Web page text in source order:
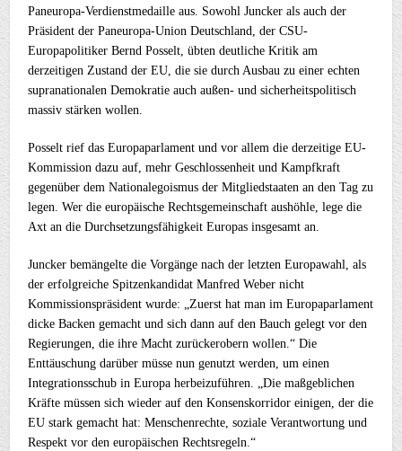
Paneuropa-Verdienstmedaille aus. Sowohl Juncker als auch der
Präsident der Paneuropa-Union Deutschland, der CSU-
Europapolitiker Bernd Posselt, übten deutliche Kritik am
derzeitigen Zustand der EU, die sie durch Ausbau zu einer echten
supranationalen Demokratie auch außen- und sicherheitspolitisch
massiv stärken wollen.
Posselt rief das Europaparlament und vor allem die derzeitige EU-
Kommission dazu auf, mehr Geschlossenheit und Kampfkraft
gegenüber dem Nationalegoismus der Mitgliedstaaten an den Tag zu
legen. Wer die europäische Rechtsgemeinschaft aushöhle, lege die
Axt an die Durchsetzungsfähigkeit Europas insgesamt an.
Juncker bemängelte die Vorgänge nach der letzten Europawahl, als
der erfolgreiche Spitzenkandidat Manfred Weber nicht
Kommissionspräsident wurde: „Zuerst hat man im Europaparlament
dicke Backen gemacht und sich dann auf den Bauch gelegt vor den
Regierungen, die ihre Macht zurückerobern wollen.“ Die
Enttäuschung darüber müsse nun genutzt werden, um einen
Integrationsschub in Europa herbeizuführen. „Die maßgeblichen
Kräfte müssen sich wieder auf den Konsenskorridor einigen, der die
EU stark gemacht hat: Menschenrechte, soziale Verantwortung und
Respekt vor den europäischen Rechtsregeln.“